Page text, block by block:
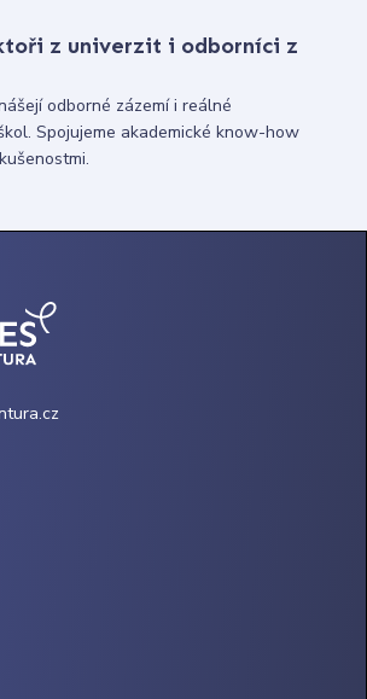
z univerzit i odborníci z
odborné zázemí i reálné
Spojujeme akademické know-how